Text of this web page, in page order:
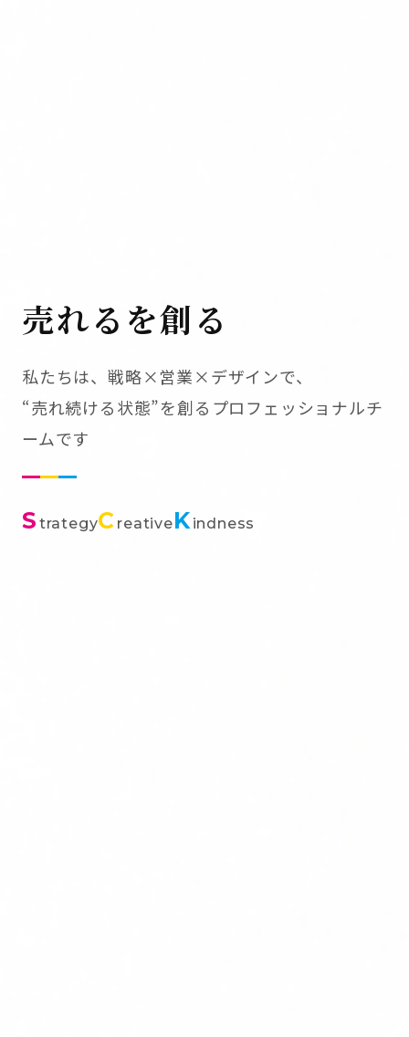
売れるを創る
私たちは、戦略×営業×デザインで、
“売れ続ける状態”を創るプロフェッショナルチ
ームです
S trategyC reativeKindness